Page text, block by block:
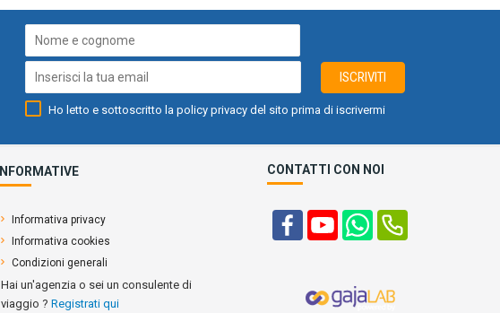
ISCRIVITI
Ho letto e sottoscritto la policy privacy del sito prima di iscrivermi
CONTATTI CON NOI
INFORMATIVE
Informativa privacy
Informativa cookies
Condizioni generali
Hai un'agenzia o sei un consulente di
viaggio ? Registrati qui